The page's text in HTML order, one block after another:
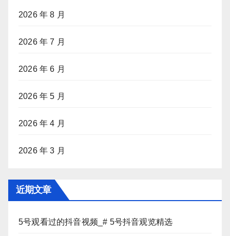
2026 年 8 月
2026 年 7 月
2026 年 6 月
2026 年 5 月
2026 年 4 月
2026 年 3 月
近期文章
5号观看过的抖音视频_# 5号抖音观览精选